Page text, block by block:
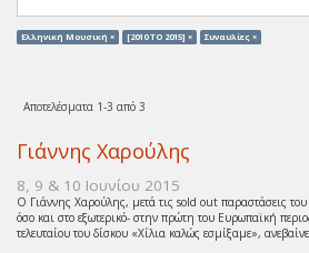
Ελληνική Μουσική × [2010 TO 2015] × Συναυλίες ×
Αποτελέσματα 1-3 από 3
Γιάννης Χαρούλης
8, 9 & 10 Ιουνίου 2015
Ο Γιάννης Χαρούλης, μετά τις sold out παραστάσεις
όσο και στο εξωτερικό- στην πρώτη του Ευρωπαϊκή
τελευταίου του δίσκου «Χίλια καλώς εσμίξαμε»,